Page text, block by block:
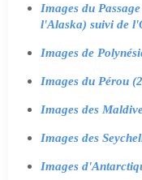
Images du
l'Alaska) suivi de
Images de
Images du Pérou
Images des
Images des
Images